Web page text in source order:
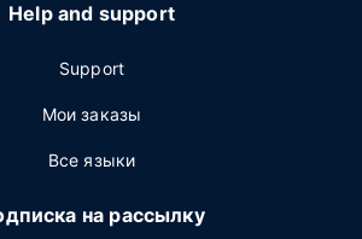
Help and support
Support
Мои заказы
Все языки
на рассылку